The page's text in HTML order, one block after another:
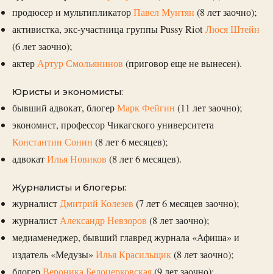
продюсер и мультипликаторПавел Мунтян (8 лет заочно);
активистка, экс-участница группы Pussy RiotЛюся Штейн
(6 лет заочно);
актерАртур Смольянинов (приговор еще не вынесен).
Юристы и экономисты:
бывший адвокат, блогерМарк Фейгин (11 лет заочно);
экономист, профессор Чикагского университета
Константин Сонин (8 лет 6 месяцев);
адвокатИлья Новиков (8 лет 6 месяцев).
Журналисты и блогеры:
журналистДмитрий Колезев (7 лет 6 месяцев заочно);
журналистАлександр Невзоров (8 лет заочно);
медиаменеджер, бывший главред журнала «Афиша» и
издатель «Медузы» Илья Красильщик(8 лет заочно);